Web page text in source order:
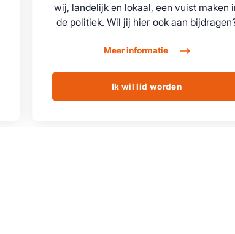
wij, landelijk en lokaal, een vuist maken
de politiek. Wil jij hier ook aan
Meer informatie
Ik wil lid worden